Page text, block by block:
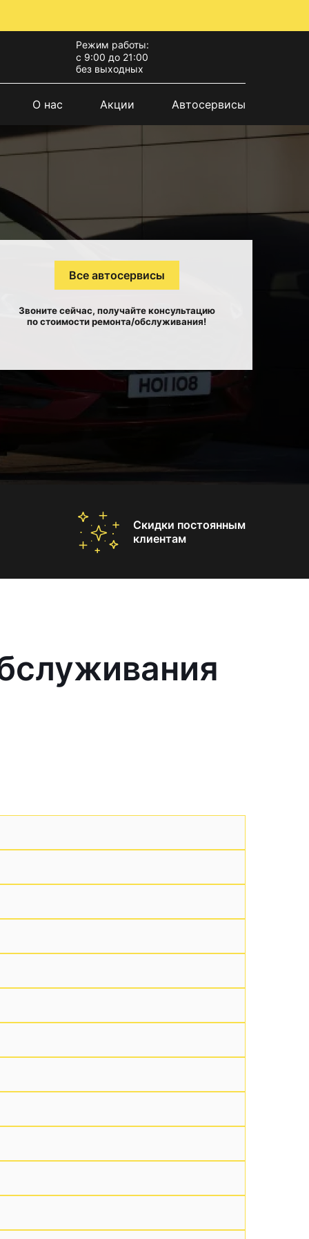
Режим работы:
с 9:00 до 21:00
без выходных
О нас Акции Автосервисы
Все автосервисы
Звоните сейчас, получайте консультацию
по стоимости ремонта/обслуживания!
Скидки постоянным
клиентам